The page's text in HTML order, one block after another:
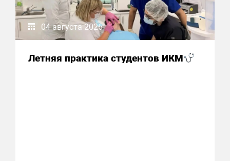
04 августа 2026
Летняя практика студентов ИКМ